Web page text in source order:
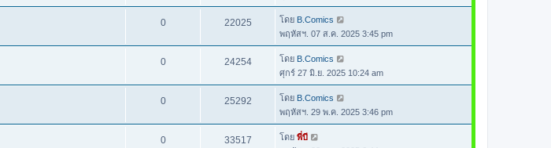
0 22025 โดย B.Comics
พฤหัสฯ. 07 ส.ค. 2025 3:45 pm
0 24254 โดย B.Comics
ศุกร์ 27 มิ.ย. 2025 10:24 am
0 25292 โดย B.Comics
พฤหัสฯ. 29 พ.ค. 2025 3:46 pm
0 33517 โดย พี่บี